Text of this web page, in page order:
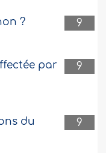
9
?
9
par
9
du